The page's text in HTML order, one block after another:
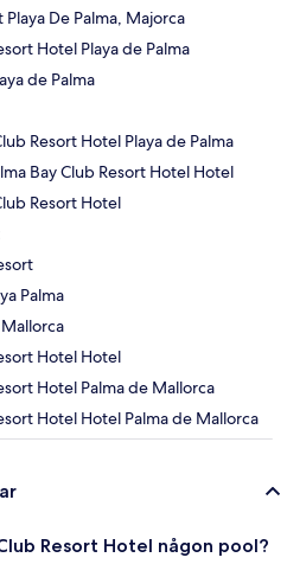
De Palma, Majorca
Hotel Playa de Palma
de Palma
Resort Hotel Playa de Palma
Bay Club Resort Hotel Hotel
Resort Hotel
Palma
Hotel Hotel
Hotel Palma de Mallorca
Hotel Hotel Palma de Mallorca
Resort Hotel någon pool?